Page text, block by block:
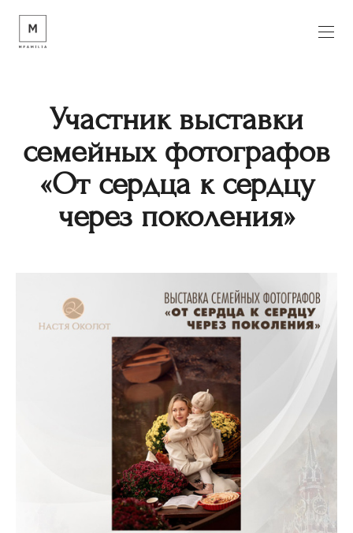
Участник выставки
семейных фотографов
«От сердца к сердцу
через поколения»